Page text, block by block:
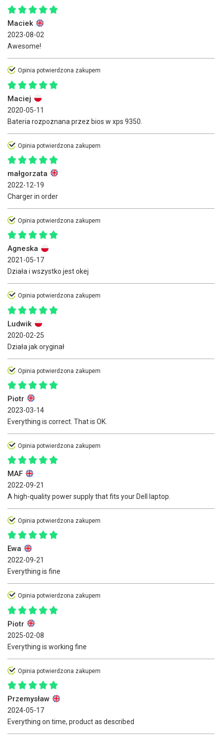
Maciek
2023-08-02
Awesome!
Opinia potwierdzona zakupem
Maciej
2020-05-11
Bateria rozpoznana przez bios w xps 9350.
Opinia potwierdzona zakupem
małgorzata
2022-12-19
Charger in order
Opinia potwierdzona zakupem
Agneska
2021-05-17
Działa i wszystko jest okej
Opinia potwierdzona zakupem
Ludwik
2020-02-25
Działa jak oryginał
Opinia potwierdzona zakupem
Piotr
2023-03-14
Everything is correct. That is OK.
Opinia potwierdzona zakupem
MAF
2022-09-21
A high-quality power supply that fits your Dell laptop.
Opinia potwierdzona zakupem
Ewa
2022-09-21
Everything is fine
Opinia potwierdzona zakupem
Piotr
2025-02-08
Everything is working fine
Opinia potwierdzona zakupem
Przemysław
2024-05-17
Everything on time, product as described